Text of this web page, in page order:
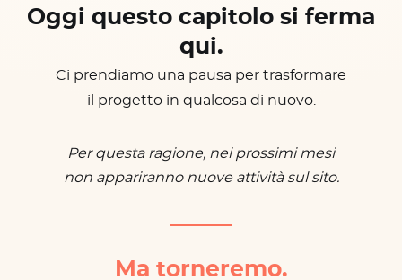
Oggi questo capitolo si ferma
qui.
Ci prendiamo una pausa per trasformare
il progetto in qualcosa di nuovo.
Per questa ragione, nei prossimi mesi
non appariranno nuove attività sul sito.
Ma torneremo.